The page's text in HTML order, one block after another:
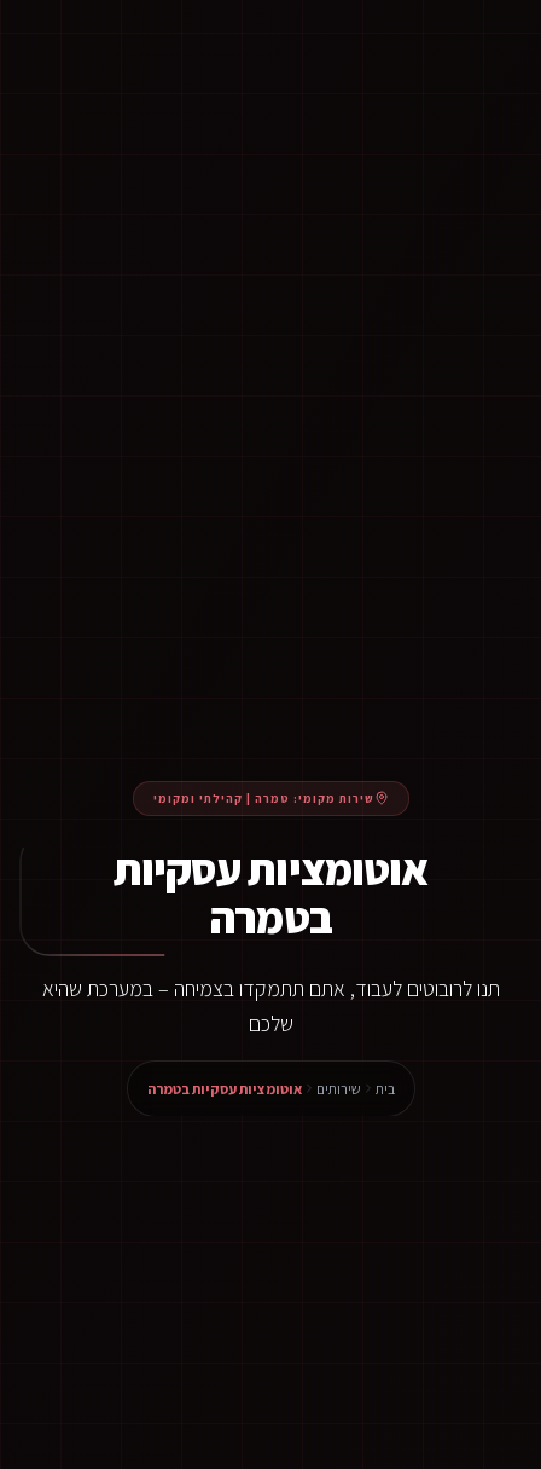
שירות מקומי: טמרה | קהילתי ומקומי
אוטומציות עסקיות
בטמרה
תנו לרובוטים לעבוד, אתם תתמקדו בצמיחה – במערכת שהיא
שלכם
בית שירותים אוטומציות עסקיות בטמרה